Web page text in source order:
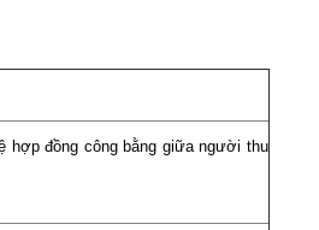
hợp đồng công bằng giữa người thu